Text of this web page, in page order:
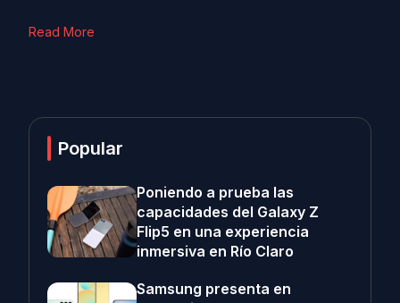
Read More
Popular
Poniendo a prueba las
capacidades del Galaxy Z
Flip5 en una experiencia
inmersiva en Río Claro
Samsung presenta en